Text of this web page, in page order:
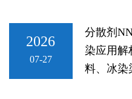
2026
07-27
分散剂
染应用
料、冰染